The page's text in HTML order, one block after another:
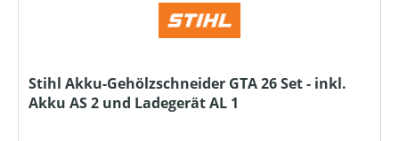
Stihl Akku-Gehölzschneider GTA 26 Set - inkl.
Akku AS 2 und Ladegerät AL 1